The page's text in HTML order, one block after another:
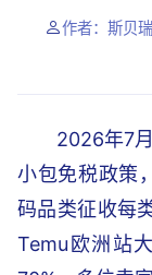
作者：斯贝
2026年7
小包免税政策
码品类征收每
Temu欧洲站